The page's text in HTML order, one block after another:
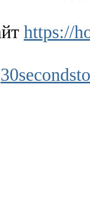
https://